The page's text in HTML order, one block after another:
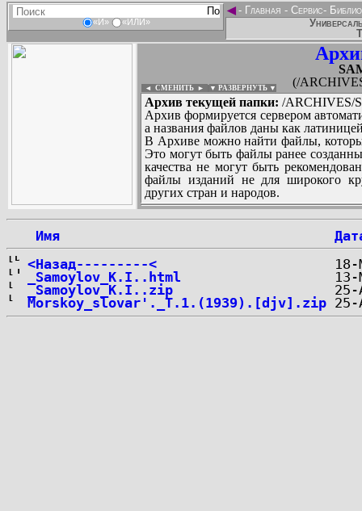
«И» «ИЛИ»
◄- Главная - Сервис-
(/
◄ СМЕНИТЬ ► ▼ РАЗВЕРНУТЬ ▼
Архив текущей папки: /ARCHIVES/
Архив формируется сервером
а названия файлов даны как
В Архиве можно найти файлы,
Это могут быть файлы ранее
качества не могут быть
файлы изданий не для широкого
других стран и народов.
Имя
<Назад---------<
_Samoylov_K.I..html
_Samoylov_K.I..zip
Morskoy_slovar'._T.1.(1939).[djv].zip